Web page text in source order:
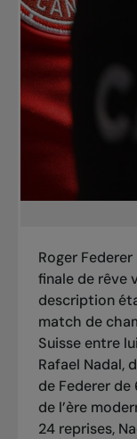
Roger
finale de rêve
description
match de
Suisse entre
Rafael Nadal,
de Federer
de l’ère
24 reprises,